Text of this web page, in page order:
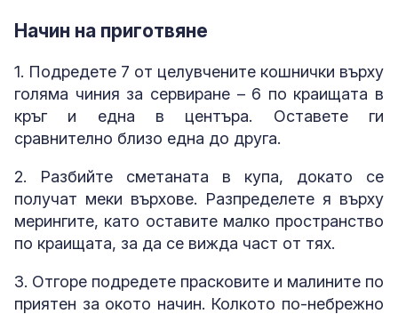
Начин на приготвяне
1. Подредете 7 от целувчените кошнички върху
голяма чиния за сервиране – 6 по краищата в
кръг и една в центъра. Оставете ги
сравнително близо една до друга.
2. Разбийте сметаната в купа, докато се
получат меки върхове. Разпределете я върху
мерингите, като оставите малко пространство
по краищата, за да се вижда част от тях.
3. Отгоре подредете прасковите и малините по
приятен за окото начин. Колкото по-небрежно